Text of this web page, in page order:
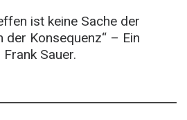
ist keine Sache der
der Konsequenz“ – Ein
Sauer.